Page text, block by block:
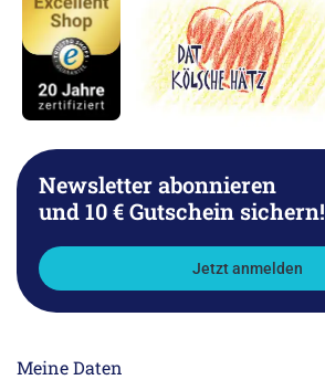
Newsletter abonnieren
und 10 € Gutschein sichern!
Jetzt anmelden
Meine Daten